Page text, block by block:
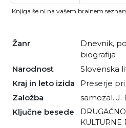
Žanr dnevnik,
biografija
Narodnost
slovenska
Kraj in leto izida
Preserje
Založba
samozal. J.
Ključne besede
KULTURNE
Knjiga še ni na vašem bralnem